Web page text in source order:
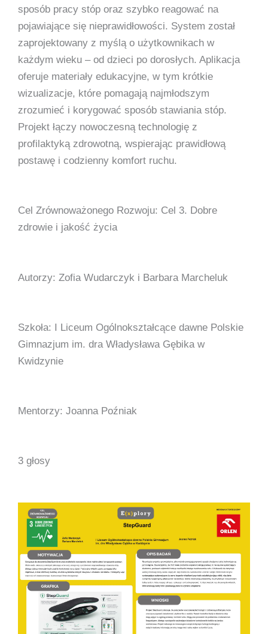
sposób pracy stóp oraz szybko reagować na
pojawiające się nieprawidłowości. System został
zaprojektowany z myślą o użytkownikach w
każdym wieku – od dzieci po dorosłych. Aplikacja
oferuje materiały edukacyjne, w tym krótkie
wizualizacje, które pomagają najmłodszym
zrozumieć i korygować sposób stawiania stóp.
Projekt łączy nowoczesną technologię z
profilaktyką zdrowotną, wspierając prawidłową
postawę i codzienny komfort ruchu.
Cel Zrównoważonego Rozwoju: Cel 3. Dobre
zdrowie i jakość życia
Autorzy: Zofia Wudarczyk i Barbara Marcheluk
Szkoła: I Liceum Ogólnokształcące dawne Polskie
Gimnazjum im. dra Władysława Gębika w
Kwidzynie
Mentorzy: Joanna Poźniak
3 głosy